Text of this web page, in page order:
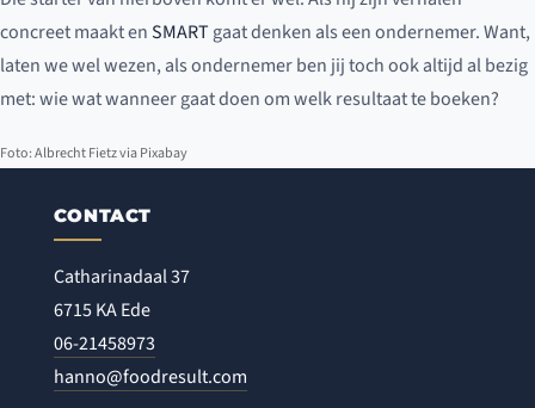
concreet maakt enSMART gaat denken als een ondernemer. Want,
laten we wel wezen, als ondernemer ben jij toch ook altijd al bezig
met: wie wat wanneer gaat doen om welk resultaat te boeken?
Foto: Albrecht Fietz via Pixabay
CONTACT
Catharinadaal 37
6715 KA Ede
06-21458973
hanno@foodresult.com